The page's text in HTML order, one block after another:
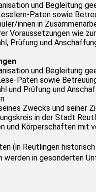
und Begleitung
Paten sowie
innen in
Voraussetzungen wie
Prüfung und
und Begleitung
Paten sowie
und Prüfung und
Zwecks und seiner
in der Stadt
Körperschaften mit
(in Reutlingen
werden in gesonderten